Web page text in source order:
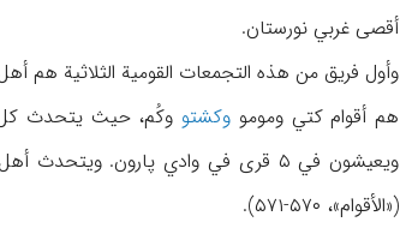
أقصى غربي نورستان.
هم أقوام كتي ومومو وكشتو وكُم، حيث يتحدث كل
ويعيشون في ۵ قرى في وادي پارون.
(«الأقوام»، ۵۷۰-۵۷۱).